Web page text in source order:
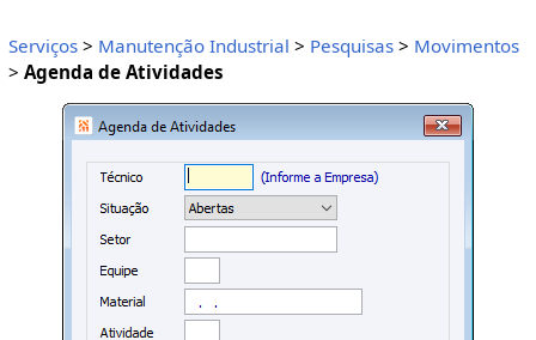
Serviços> Manutenção Industrial > Pesquisas> Movimentos
> Agenda de Atividades